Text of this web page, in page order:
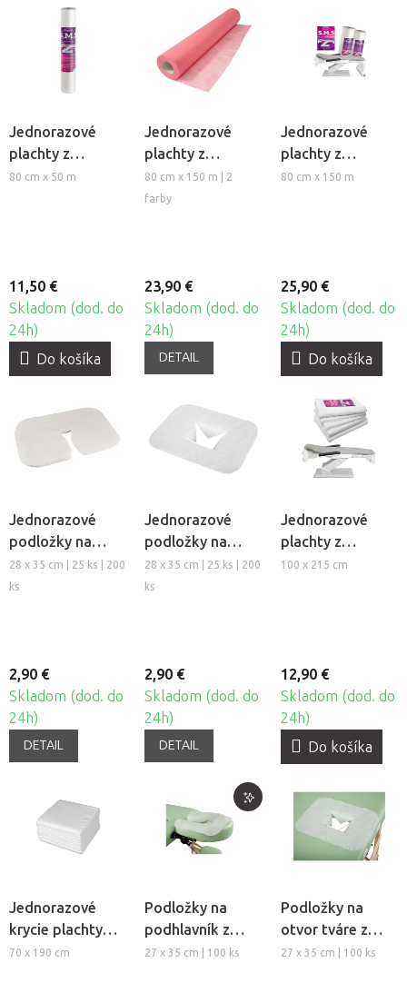
Jednorazové
plachty z
netkanej textílie
80 cm x 50 m
11,50 €
Skladom (dod. do
24h)
Do košíka
Jednorazové
plachty z
netkanej textílie
Beautyfor®
80 cm x 150 m | 2
farby
23,90 €
Skladom (dod. do
24h)
DETAIL
Jednorazové
plachty z
netkanej textílie
80 cm x 150 m
25,90 €
Skladom (dod. do
24h)
Do košíka
Jednorazové
podložky na
podhlavník z
netkanej textílie
28 x 35 cm | 25 ks | 200
ks
2,90 €
Skladom (dod. do
24h)
DETAIL
Jednorazové
podložky na
otvor tváre z
netkanej textílie
28 x 35 cm | 25 ks | 200
ks
2,90 €
Skladom (dod. do
24h)
DETAIL
Jednorazové
plachty z
netkanej textílie
100 x 215 cm
12,90 €
Skladom (dod. do
24h)
Do košíka
Jednorazové
krycie plachty
HABYS®, 10ks
70 x 190 cm
Podložky na
podhlavník z
netkanej textílie
27 x 35 cm | 100 ks
Podložky na
otvor tváre z
netkanej textílie
27 x 35 cm | 100 ks